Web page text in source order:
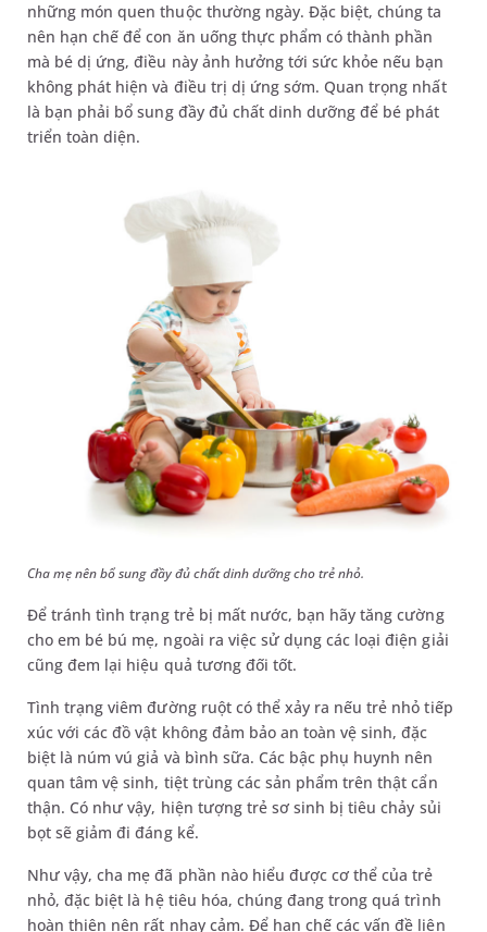
những món quen thuộc thường ngày. Đặc biệt, chúng ta
nên hạn chế để con ăn uống thực phẩm có thành phần
mà bé dị ứng, điều này ảnh hưởng tới sức khỏe nếu bạn
không phát hiện và điều trị dị ứng sớm. Quan trọng nhất
là bạn phải bổ sung đầy đủ chất dinh dưỡng để bé phát
triển toàn diện.
Cha mẹ nên bổ sung đầy đủ chất dinh dưỡng cho trẻ nhỏ.
Để tránh tình trạng trẻ bị mất nước, bạn hãy tăng cường
cho em bé bú mẹ, ngoài ra việc sử dụng các loại điện giải
cũng đem lại hiệu quả tương đối tốt.
Tình trạng viêm đường ruột có thể xảy ra nếu trẻ nhỏ tiếp
xúc với các đồ vật không đảm bảo an toàn vệ sinh, đặc
biệt là núm vú giả và bình sữa. Các bậc phụ huynh nên
quan tâm vệ sinh, tiệt trùng các sản phẩm trên thật cẩn
thận. Có như vậy, hiện tượng trẻ sơ sinh bị tiêu chảy sủi
bọt sẽ giảm đi đáng kể.
Như vậy, cha mẹ đã phần nào hiểu được cơ thể của trẻ
nhỏ, đặc biệt là hệ tiêu hóa, chúng đang trong quá trình
hoàn thiện nên rất nhạy cảm. Để hạn chế các vấn đề liên